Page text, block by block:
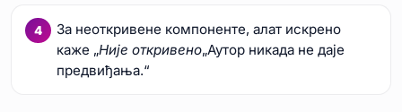
За неоткривене компоненте, алат искрено
каже „Није откривено„Аутор никада не даје
предвиђања.“